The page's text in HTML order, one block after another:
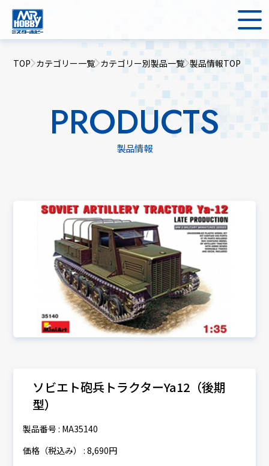
TOP カテゴリー一覧 カテゴリー別製品一覧 製品情報TOP
PRODUCTS
製品情報
ソビエト砲兵トラクターYa12（後期
型）
製品番号 : MA35140
価格（税込み） : 8,690円